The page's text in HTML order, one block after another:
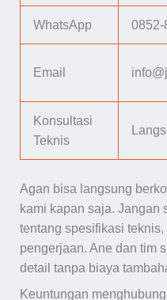
WhatsApp 0852-
Email
Konsultasi
Teknis
Agan bisa langsung
kami kapan saja. Jangan
tentang spesifikasi teknis,
pengerjaan. Ane dan tim
detail tanpa biaya
Keuntungan